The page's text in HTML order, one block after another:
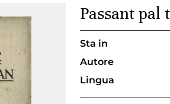
Passant
Sta in
Autore
Lingua